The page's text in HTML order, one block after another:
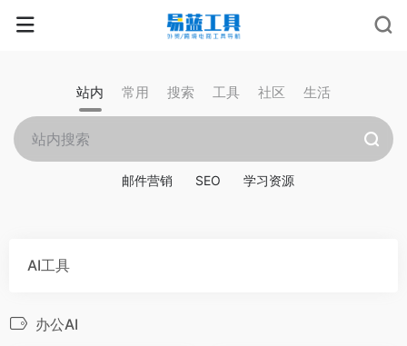
站内 常用 搜索 工具 社区 生活
邮件营销 SEO 学习资源
AI工具
办公AI